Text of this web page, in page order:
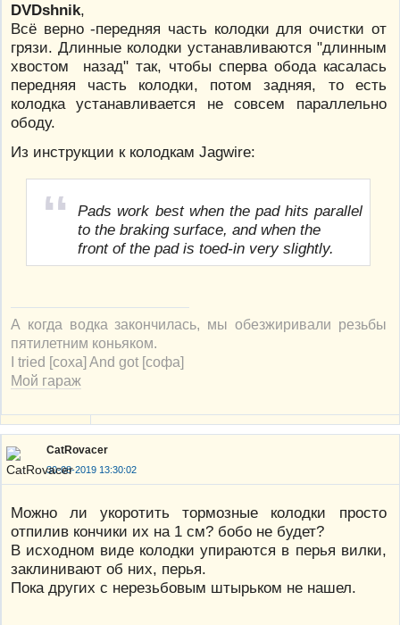
DVDshnik,
Всё верно -передняя часть колодки для очистки от
грязи. Длинные колодки устанавливаются "длинным
хвостом назад" так, чтобы сперва обода касалась
передняя часть колодки, потом задняя, то есть
колодка устанавливается не совсем параллельно
ободу.
Из инструкции к колодкам Jagwire:
Pads work best when the pad hits parallel
to the braking surface, and when the
front of the pad is toed-in very slightly.
А когда водка закончилась, мы обезжиривали резьбы
пятилетним коньяком.
I tried [соха] And got [софа]
Мой гараж
CatRovacer
30-08-2019 13:30:02
Можно ли укоротить тормозные колодки просто
отпилив кончики их на 1 см? бобо не будет?
В исходном виде колодки упираются в перья вилки,
заклинивают об них, перья.
Пока других с нерезьбовым штырьком не нашел.